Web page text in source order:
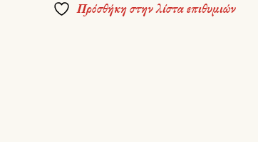
Πρόσθήκη στην λίστα επιθυμιών